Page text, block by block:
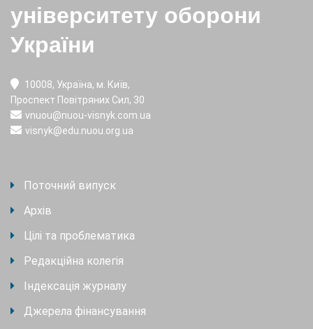
університету оборони
України
10008, Україна, м. Київ,
Проспект Повітряних Сил, 30
vnuou@nuou-visnyk.com.ua
visnyk@edu.nuou.org.ua
Поточний випуск
Архів
Цілі та проблематика
Редакційна колегія
Індексація журналу
Джерела фінансування